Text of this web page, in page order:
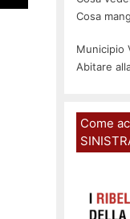
Cosa
Municipio
Abitare
Come